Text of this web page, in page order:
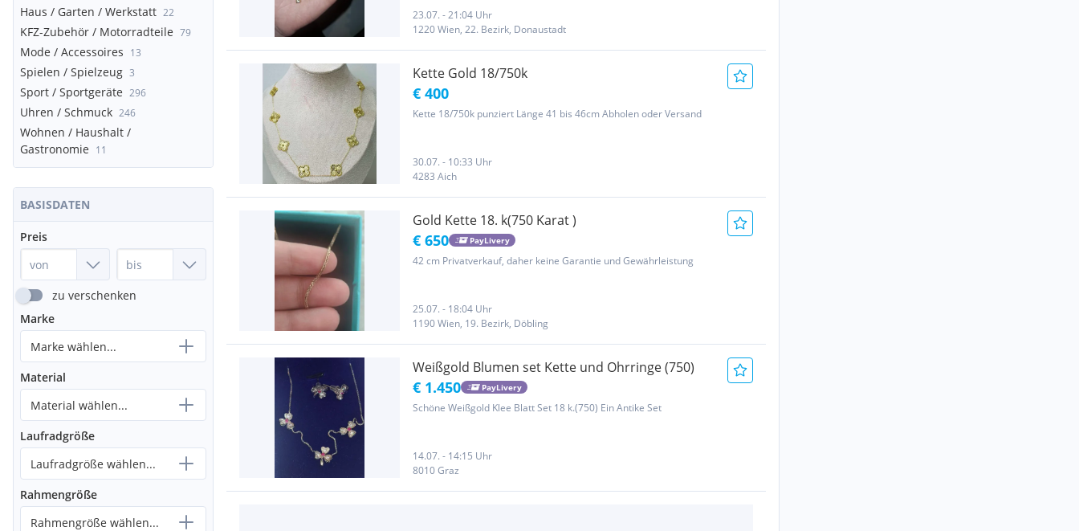
Haus / Garten / Werkstatt 22
KFZ-Zubehör / Motorradteile 79
Mode / Accessoires 13
Spielen / Spielzeug 3
Sport / Sportgeräte 296
Uhren / Schmuck 246
Wohnen / Haushalt /
Gastronomie 11
BASISDATEN
Preis
zu verschenken
Marke
Marke wählen...
Material
Material wählen...
Laufradgröße
Laufradgröße wählen...
Rahmengröße
Rahmengröße wählen...
23.07. - 21:04 Uhr
1220 Wien, 22. Bezirk, Donaustadt
Kette Gold 18/750k
€ 400
Kette 18/750k punziert Länge 41 bis 46cm Abholen oder Versand
30.07. - 10:33 Uhr
4283 Aich
Gold Kette 18. k(750 Karat )
€ 650 PayLivery
42 cm Privatverkauf, daher keine Garantie und Gewährleistung
25.07. - 18:04 Uhr
1190 Wien, 19. Bezirk, Döbling
Weißgold Blumen set Kette und Ohrringe (750)
€ 1.450 PayLivery
Schöne Weißgold Klee Blatt Set 18 k.(750) Ein Antike Set
14.07. - 14:15 Uhr
8010 Graz